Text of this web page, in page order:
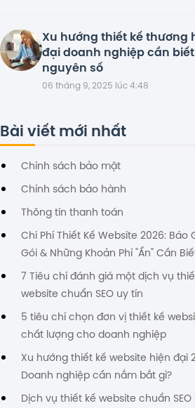
Xu hướng thiết kế thương
đại doanh nghiệp cần
nguyên số
06 tháng 9, 2025 lúc 4:48
Bài viết mới nhất
Chính sách bảo mật
Chính sách bảo hành
Thông tin thanh toán
Chi Phí Thiết Kế Website 2026: Báo
Gói & Những Khoản Phí "Ẩn" Cần
7 Tiêu chí đánh giá một dịch vụ
website chuẩn SEO uy tín
5 tiêu chí chọn đơn vị thiết kế
chất lượng cho doanh nghiệp
Xu hướng thiết kế website hiện đại
Doanh nghiệp cần nắm bắt gì?
Dịch vụ thiết kế website chuẩn SEO